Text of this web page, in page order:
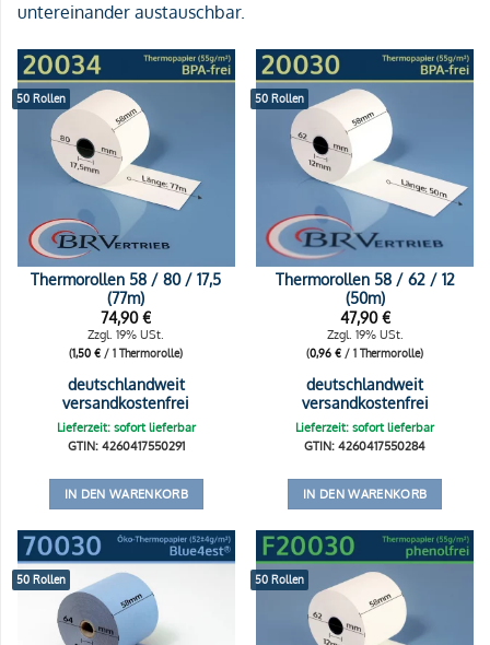
untereinander austauschbar.
50 Rollen
Thermorollen 58 / 80 / 17,5
(77m)
74,90€
Zzgl. 19% USt.
(1,50€ / 1 Thermorolle)
deutschlandweit
versandkostenfrei
Lieferzeit: sofort lieferbar
GTIN: 4260417550291
IN DEN WARENKORB
50 Rollen
Thermorollen 58 / 62 / 12
(50m)
47,90€
Zzgl. 19% USt.
(0,96€ / 1 Thermorolle)
deutschlandweit
versandkostenfrei
Lieferzeit: sofort lieferbar
GTIN: 4260417550284
IN DEN WARENKORB
50 Rollen 50 Rollen